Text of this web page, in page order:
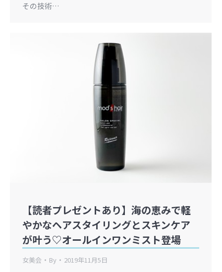
その技術…
【読者プレゼントあり】海の恵みで軽
やかなヘアスタイリングとスキンケア
が叶う♡オールインワンミスト登場
女美会 By 2019年11月5日